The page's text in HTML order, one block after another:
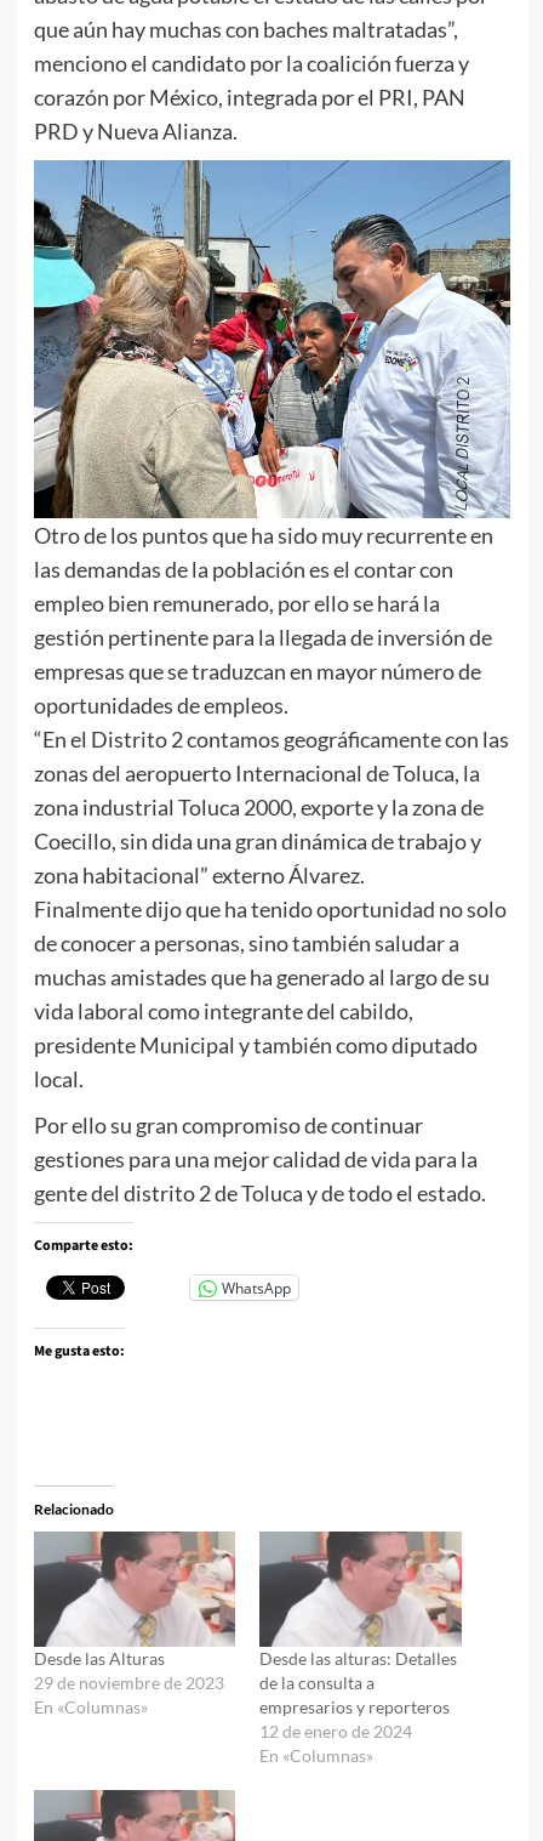
que aún hay muchas con baches maltratadas”,
menciono el candidato por la coalición fuerza y
corazón por México, integrada por el PRI, PAN
PRD y Nueva Alianza.
Otro de los puntos que ha sido muy recurrente en
las demandas de la población es el contar con
empleo bien remunerado, por ello se hará la
gestión pertinente para la llegada de inversión de
empresas que se traduzcan en mayor número de
oportunidades de empleos.
“En el Distrito 2 contamos geográficamente con las
zonas del aeropuerto Internacional de Toluca, la
zona industrial Toluca 2000, exporte y la zona de
Coecillo, sin dida una gran dinámica de trabajo y
zona habitacional” externo Álvarez.
Finalmente dijo que ha tenido oportunidad no solo
de conocer a personas, sino también saludar a
muchas amistades que ha generado al largo de su
vida laboral como integrante del cabildo,
presidente Municipal y también como diputado
local.
Por ello su gran compromiso de continuar
gestiones para una mejor calidad de vida para la
gente del distrito 2 de Toluca y de todo el estado.
Comparte esto:
WhatsApp
Me gusta esto:
Relacionado
Desde las Alturas
29 de noviembre de 2023
En «Columnas»
Desde las alturas: Detalles
de la consulta a
empresarios y reporteros
12 de enero de 2024
En «Columnas»